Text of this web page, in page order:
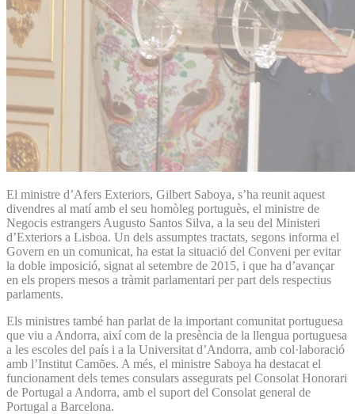
El ministre d’Afers Exteriors, Gilbert Saboya, s’ha reunit aquest
divendres al matí amb el seu homòleg portuguès, el ministre de
Negocis estrangers Augusto Santos Silva, a la seu del Ministeri
d’Exteriors a Lisboa. Un dels assumptes tractats, segons informa el
Govern en un comunicat, ha estat la situació del Conveni per evitar
la doble imposició, signat al setembre de 2015, i que ha d’avançar
en els propers mesos a tràmit parlamentari per part dels respectius
parlaments.
Els ministres també han parlat de la important comunitat portuguesa
que viu a Andorra, així com de la presència de la llengua portuguesa
a les escoles del país i a la Universitat d’Andorra, amb col·laboració
amb l’Institut Camões. A més, el ministre Saboya ha destacat el
funcionament dels temes consulars assegurats pel Consolat Honorari
de Portugal a Andorra, amb el suport del Consolat general de
Portugal a Barcelona.